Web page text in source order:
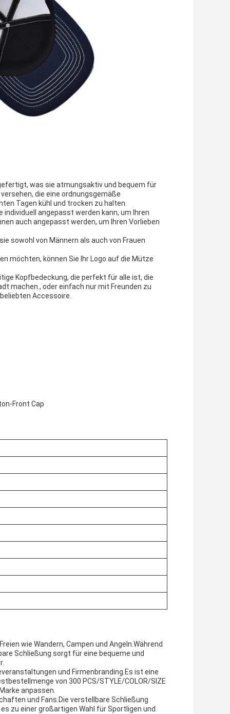
was sie atmungsaktiv und bequem für
die eine ordnungsgemäße
Tagen kühl und trocken zu halten.
angepasst werden kann, um Ihren
auch angepasst werden, um Ihren Vorlieben
sowohl von Männern als auch von Frauen
möchten, können Sie Ihr Logo auf die Mütze
Kopfbedeckung, die perfekt für alle ist, die
machen., oder einfach nur mit Freunden zu
Accessoire.
Front Cap
wie Wandern, Campen und Angeln.Während
Schließung sorgt für eine bequeme und
und Firmenbranding.Es ist eine
von 300 PCS/STYLE/COLOR/SIZE
anpassen.
und Fans.Die verstellbare Schließung
zu einer großartigen Wahl für Sportligen und